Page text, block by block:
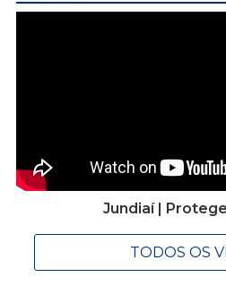
Jundiaí |
TODOS OS